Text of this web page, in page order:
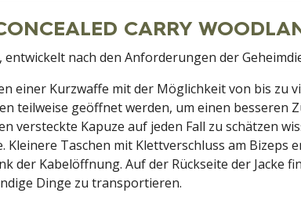
CARRY
nach den Anforderungen der
einer Kurzwaffe mit der Möglichkeit von bis zu
teilweise geöffnet werden, um einen
versteckte Kapuze auf jeden Fall zu schätzen
Kleinere Taschen mit Klettverschluss am
der Kabelöffnung. Auf der Rückseite der Jacke
Dinge zu transportieren.